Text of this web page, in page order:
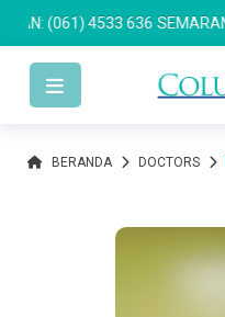
(061) 4533 636 SEMARANG:
BERANDA DOCTORS